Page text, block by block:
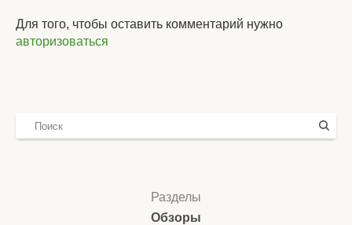
Для того, чтобы оставить комментарий нужно
авторизоваться
Разделы
Обзоры